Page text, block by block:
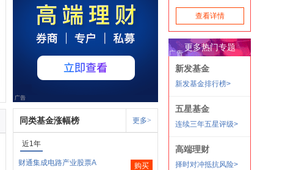
同类基金涨幅榜 更多>
近1年
财通集成电路产业股票A
购买